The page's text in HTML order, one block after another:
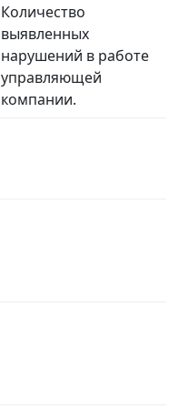
Количество
выявленных
нарушений в работе
управляющей
компании.